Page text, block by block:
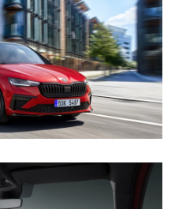
certo tipo de Cookies e
impacto na sua
Website e nos serviços
do site.